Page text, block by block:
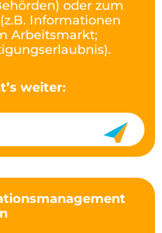
oder zum
Informationen
Arbeitsmarkt;
weiter: